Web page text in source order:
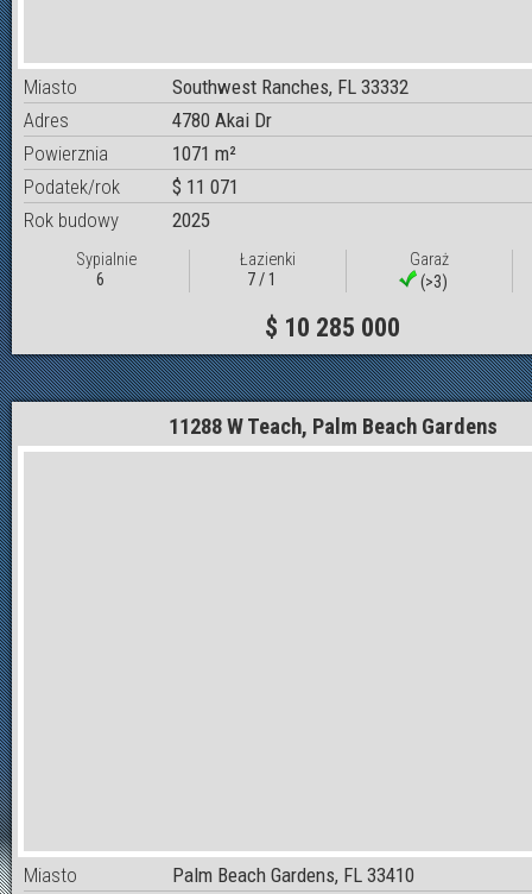
Miasto
Southwest Ranches, FL 33332
Adres
4780 Akai Dr
Powierznia
1071 m²
Podatek/rok
$ 11 071
Rok budowy
2025
Sypialnie
6
Łazienki
7 / 1
Garaż
(>3)
$ 10 285 000
11288 W Teach, Palm Beach Gardens
Miasto
Palm Beach Gardens, FL 33410